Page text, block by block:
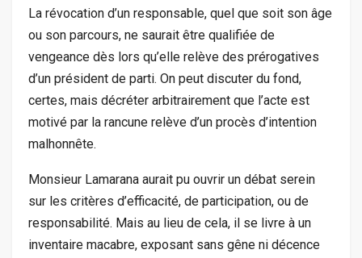
La révocation d’un responsable, quel que soit son âge
ou son parcours, ne saurait être qualifiée de
vengeance dès lors qu’elle relève des prérogatives
d’un président de parti. On peut discuter du fond,
certes, mais décréter arbitrairement que l’acte est
motivé par la rancune relève d’un procès d’intention
malhonnête.
Monsieur Lamarana aurait pu ouvrir un débat serein
sur les critères d’efficacité, de participation, ou de
responsabilité. Mais au lieu de cela, il se livre à un
inventaire macabre, exposant sans gêne ni décence